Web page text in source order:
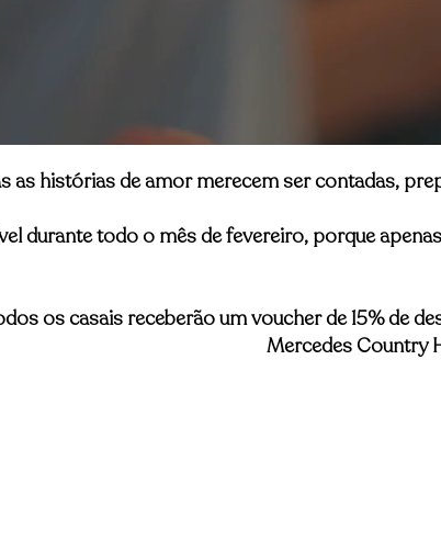
as histórias de amor merecem ser contadas,
durante todo o mês de fevereiro, porque
os casais receberão um voucher de 15% de
Mercedes Country